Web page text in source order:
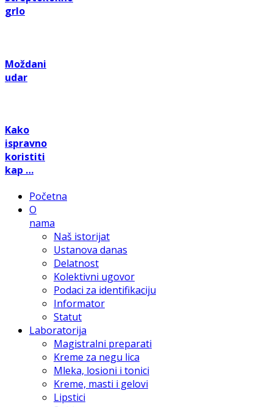
grlo
Moždani
udar
Kako
ispravno
koristiti
kap …
Početna
O
nama
Naš istorijat
Ustanova danas
Delatnost
Kolektivni ugovor
Podaci za identifikaciju
Informator
Statut
Laboratorija
Magistralni preparati
Kreme za negu lica
Mleka, losioni i tonici
Kreme, masti i gelovi
Lipstici